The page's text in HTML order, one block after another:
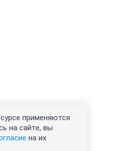
применяются
на сайте, вы
на их